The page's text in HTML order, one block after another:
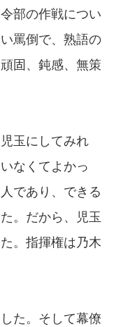
部の作戦につい
罵倒で、熟語の
固、鈍感、無策
玉にしてみれ
なくてよかっ
であり、できる
。だから、児玉
。指揮権は乃木
た。そして幕僚